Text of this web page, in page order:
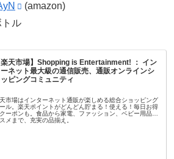
(amazon)
ル
楽天市場】Shopping is Entertainment! ： イン
ネット最大級の通信販売、通販オンラインシ
ッピングコミュニティ
市場はインターネット通販が楽しめる総合ショッピング
ル。楽天ポイントがどんどん貯まる！使える！毎日お得
ーポンも。食品から家電、ファッション、ベビー用品、
メまで、充実の品揃え。